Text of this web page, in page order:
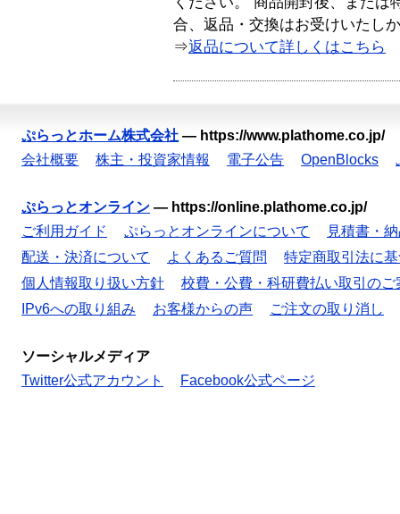
合、返品・交換はお受けいたし
⇒返品について詳しくはこちら
ぷらっとホーム株式会社 — https://www.plathome.co.jp/
会社概要
株主・投資家情報 電子公告 OpenBlocks
ぷらっとオンライン — https://online.plathome.co.jp/
ご利用ガイド
ぷらっとオンラインについて
見積書・
配送・決済について
よくあるご質問
特定商取引法に
個人情報取り扱い方針
校費・公費・科研費払い取引のご
IPv6への取り組み
お客様からの声 ご注文の取り消し
ソーシャルメディア
Twitter公式アカウント
Facebook公式ページ